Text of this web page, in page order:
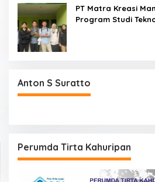
PT Matra Kreasi
Program Studi
Anton S Suratto
Perumda Tirta Kahuripan